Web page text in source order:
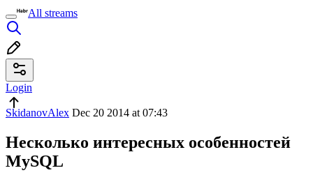
All streams
Login
SkidanovAlex Dec 20 2014 at 07:43
Несколько интересных особенностей
MySQL